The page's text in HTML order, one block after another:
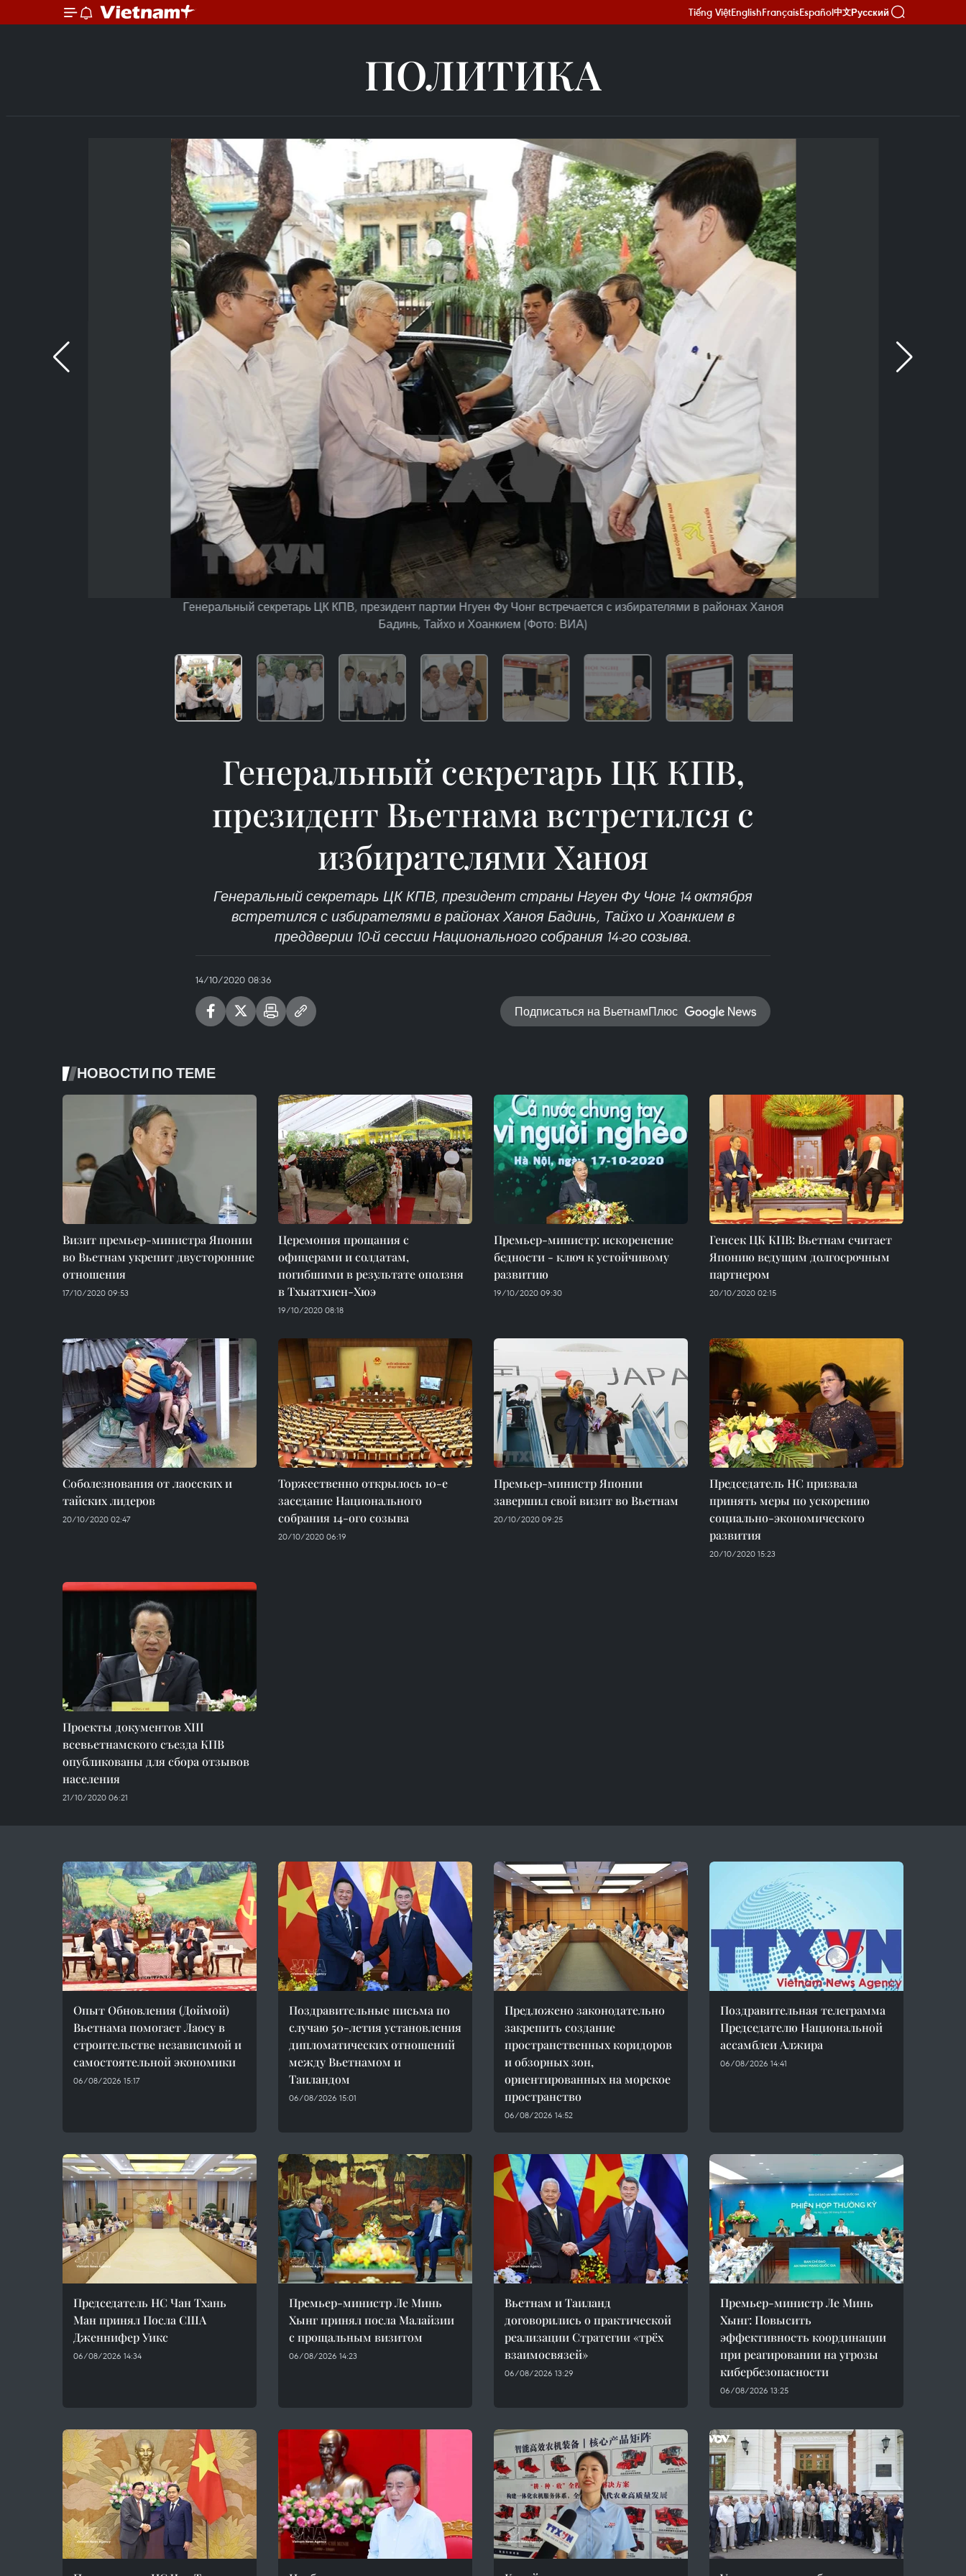
Tiếng ViệtEnglishFrançaisEspañol中文Русский
ПОЛИТИКА
Генеральный секретарь ЦК КПВ, президент партии Нгуен Фу Чонг встречается с избирателями в районах Ханоя
Бадинь, Тайхо и Хоанкием (Фото: ВИА)
Генеральный секретарь ЦК КПВ,
президент Вьетнама встретился с
избирателями Ханоя
Генеральный секретарь ЦК КПВ, президент страны Нгуен Фу Чонг 14 октября
встретился с избирателями в районах Ханоя Бадинь, Тайхо и Хоанкием в
преддверии 10-й сессии Национального собрания 14-го созыва.
14/10/2020 08:36
Подписаться на ВьетнамПлюс
НОВОСТИ ПО ТЕМЕ
Визит премьер-министра Японии
во Вьетнам укрепит двусторонние
отношения
17/10/2020 09:53
Церемония прощания с
офицерами и солдатам,
погибшими в результате оползня
в Тхыатхиен-Хюэ
19/10/2020 08:18
Премьер-министр: искоренение
бедности - ключ к устойчивому
развитию
19/10/2020 09:30
Генсек ЦК КПВ: Вьетнам считает
Японию ведущим долгосрочным
партнером
20/10/2020 02:15
Соболезнования от лаосских и
тайских лидеров
20/10/2020 02:47
Торжественно открылось 10-е
заседание Национального
собрания 14-ого созыва
20/10/2020 06:19
Премьер-министр Японии
завершил свой визит во Вьетнам
20/10/2020 09:25
Председатель НС призвала
принять меры по ускорению
социально-экономического
развития
20/10/2020 15:23
Проекты документов XIII
всевьетнамского съезда КПВ
опубликованы для сбора отзывов
населения
21/10/2020 06:21
Опыт Обновления (Доймой)
Вьетнама помогает Лаосу в
строительстве независимой и
самостоятельной экономики
06/08/2026 15:17
Поздравительные письма по
случаю 50-летия установления
дипломатических отношений
между Вьетнамом и
Таиландом
06/08/2026 15:01
Предложено законодательно
закрепить создание
пространственных коридоров
и обзорных зон,
ориентированных на морское
пространство
06/08/2026 14:52
Поздравительная телеграмма
Председателю Национальной
ассамблеи Алжира
06/08/2026 14:41
Председатель НС Чан Тхань
Ман принял Посла США
Дженнифер Уикс
06/08/2026 14:34
Премьер-министр Ле Минь
Хынг принял посла Малайзии
с прощальным визитом
06/08/2026 14:23
Вьетнам и Таиланд
договорились о практической
реализации Стратегии «трёх
взаимосвязей»
06/08/2026 13:29
Премьер-министр Ле Минь
Хынг: Повысить
эффективность координации
при реагировании на угрозы
кибербезопасности
06/08/2026 13:25